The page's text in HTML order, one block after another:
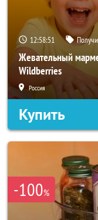
12:58:49
Жевательный
Wildberries
Россия
Купить
-100%